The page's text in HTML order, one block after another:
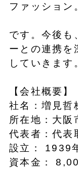
ファッション
です。今後も
ーとの連携を
していきます
【会社概要】
社名：増見哲
所在地：大
代表者：代
設立： 1939
資本金：